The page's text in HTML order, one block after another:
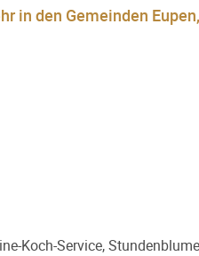
in den Gemeinden
Koch-Service,